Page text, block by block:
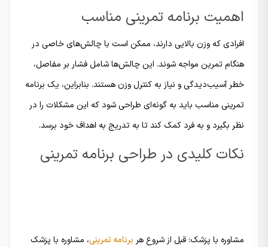
اهمیت برنامه تمرینی مناسب
افرادی که وزن بالایی دارند، ممکن است با چالش‌های خاصی در
هنگام تمرین مواجه شوند. این چالش‌ها شامل فشار بر مفاصل،
خطر آسیب‌دیدگی و نیاز به کنترل وزن هستند. بنابراین، یک برنامه
تمرینی مناسب باید به گونه‌ای طراحی شود که این مشکلات را در
نظر بگیرد و به فرد کمک کند تا به تدریج به اهداف خود برسد.
نکات کلیدی در طراحی برنامه تمرینی
مشاوره با پزشک: قبل از شروع هر برنامه تمرینی، مشاوره با پزشک